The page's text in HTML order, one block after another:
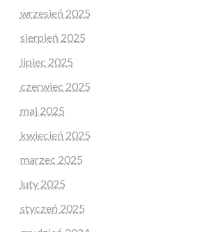
wrzesień 2025
sierpień 2025
lipiec 2025
czerwiec 2025
maj 2025
kwiecień 2025
marzec 2025
luty 2025
styczeń 2025